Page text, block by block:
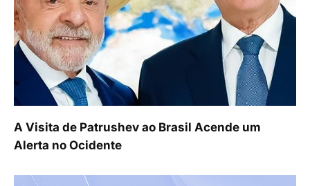
A Visita de Patrushev ao Brasil Acende um
Alerta no Ocidente